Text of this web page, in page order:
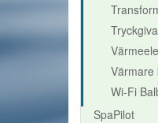
Värmare
Wi-Fi
SpaPilot